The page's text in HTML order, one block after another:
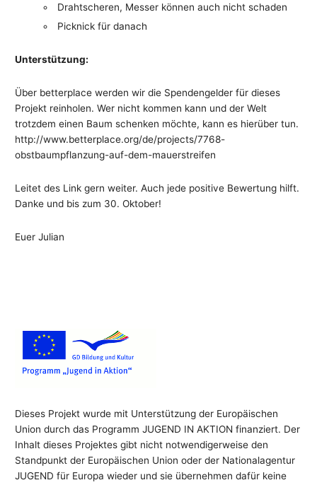
Drahtscheren, Messer können auch nicht schaden
Picknick für danach
Unterstützung:
Über betterplace werden wir die Spendengelder für dieses
Projekt reinholen. Wer nicht kommen kann und der Welt
trotzdem einen Baum schenken möchte, kann es hierüber tun.
http://www.betterplace.org/de/projects/7768-
obstbaumpflanzung-auf-dem-mauerstreifen
Leitet des Link gern weiter. Auch jede positive Bewertung hilft.
Danke und bis zum 30. Oktober!
Euer Julian
Dieses Projekt wurde mit Unterstützung der Europäischen
Union durch das Programm JUGEND IN AKTION finanziert. Der
Inhalt dieses Projektes gibt nicht notwendigerweise den
Standpunkt der Europäischen Union oder der Nationalagentur
JUGEND für Europa wieder und sie übernehmen dafür keine